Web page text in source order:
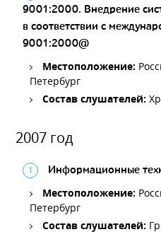
9001:2000. Внедрение
в соответствии с
9001:2000@
Местоположение:
Петербург
Состав слушателей:
2007 год
Информационные
Местоположение:
Петербург
Состав слушателей: